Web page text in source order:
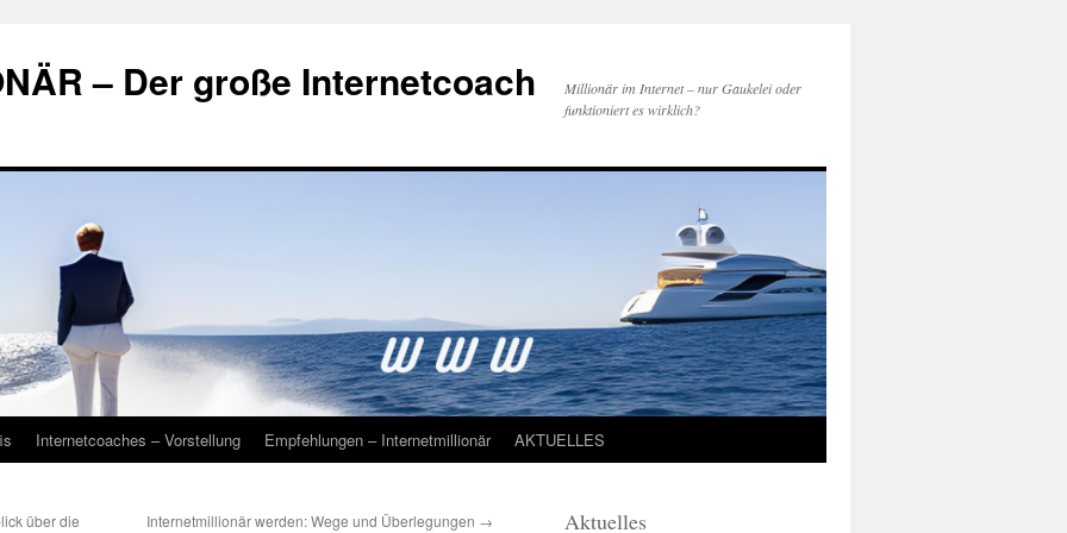
– Der große Internetcoach
Millionär im Internet – nur Gaukelei oder
funktioniert es wirklich?
Internetcoaches – Vorstellung Empfehlungen – Internetmillionär AKTUELLES
über die
Internetmillionär werden: Wege und Überlegungen → Aktuelles